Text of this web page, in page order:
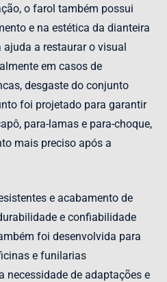
o farol também possui
e na estética da dianteira
a restaurar o visual
em casos de
desgaste do conjunto
foi projetado para garantir
para-lamas e para-choque,
mais preciso após a
e acabamento de
e confiabilidade
foi desenvolvida para
e funilarias
necessidade de adaptações e